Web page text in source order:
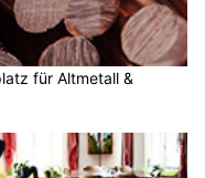
für Altmetall &